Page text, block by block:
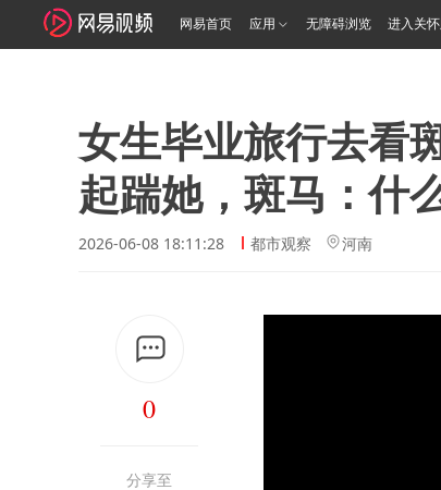
网易首页 应用 无障碍浏览 进入关
女生毕业旅行去看
起踹她，斑马：什
2026-06-08 18:11:28 都市观察 河南
0
分享至